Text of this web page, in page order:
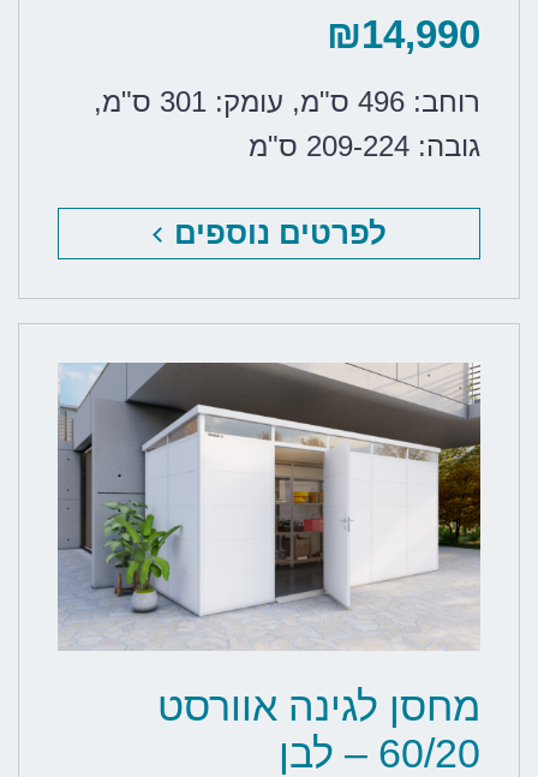
₪14,990
רוחב: 496 ס"מ , עומק: 301 ס"מ
,
גובה: 209-224 ס"מ
לפרטים נוספים
מחסן לגינה אוורסט
60/20 – לבן